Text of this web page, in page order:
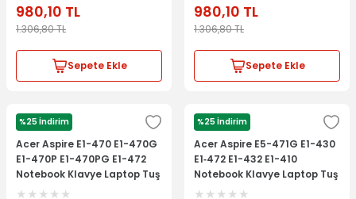
980,10 TL
1.306,80TL
Sepete Ekle
980,10 TL
1.306,80TL
Sepete Ekle
%25 İndirim
ACER
Acer Aspire E1-470 E1-470G
E1-470P E1-470PG E1-472
Notebook Klavye Laptop Tuş
Takımı
%25 İndirim
ACER
Acer Aspire E5-471G E1-430
E1‑472 E1-432 E1-410
Notebook Klavye Laptop Tuş
Takımı